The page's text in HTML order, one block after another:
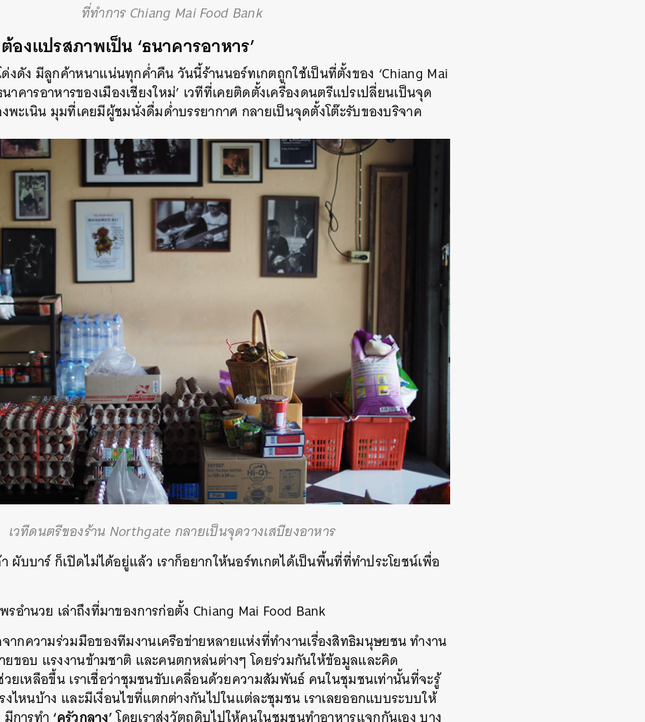
ที่ทำการ Chiang Mai Food Bank
องแปรสภาพเป็น ‘ธนาคารอาหาร’
งดัง มีลูกค้าหนาแน่นทุกค่ำคืน วันนี้ร้านนอร์ทเกตถูกใช้เป็นที่ตั้งของ ‘Chiang Mai
นาคารอาหารของเมืองเชียงใหม่’ เวทีที่เคยติดตั้งเครื่องดนตรีแปรเปลี่ยนเป็นจุด
งพะเนิน มุมที่เคยมีผู้ชมนั่งดื่มด่ำบรรยากาศ กลายเป็นจุดตั้งโต๊ะรับของบริจาค
เวทีดนตรีของร้าน Northgate กลายเป็นจุดวางเสบียงอาหาร
ผับบาร์ ก็เปิดไม่ได้อยู่แล้ว เราก็อยากให้นอร์ทเกตได้เป็นพื้นที่ที่ทำประโยชน์เพื่อ
รอำนวย เล่าถึงที่มาของการก่อตั้ง Chiang Mai Food Bank
จากความร่วมมือของทีมงานเครือข่ายหลายแห่งที่ทำงานเรื่องสิทธิมนุษยชน ทำงาน
ขอบ แรงงานข้ามชาติ และคนตกหล่นต่างๆ โดยร่วมกันให้ข้อมูลและคิด
วยเหลือขึ้น เราเชื่อว่าชุมชนขับเคลื่อนด้วยความสัมพันธ์ คนในชุมชนเท่านั้นที่จะรู้
งไหนบ้าง และมีเงื่อนไขที่แตกต่างกันไปในแต่ละชุมชน เราเลยออกแบบระบบให้